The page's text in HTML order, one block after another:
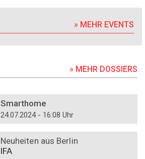
» MEHR EVENTS
» MEHR DOSSIERS
Smarthome
24.07.2024 - 16:08 Uhr
Neuheiten aus Berlin
IFA